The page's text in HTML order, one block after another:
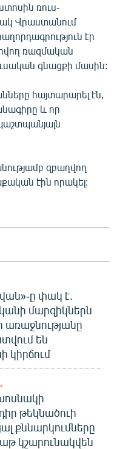
ռուս-
Վրաստանում
էր
ռազմական
գնացքի մասին:
հայտարարել էն,
և որ
զբաղվող
էին որակել:
ը փակ է.
մարզիկներն
են
կիրճում
թեկնածուի
քննարկումները
կշարունակվեն